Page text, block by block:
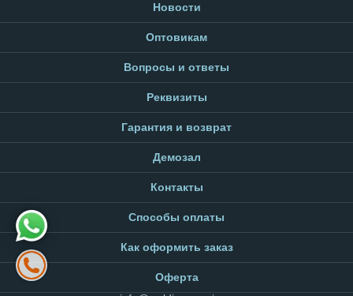
Новости
Оптовикам
Вопросы и ответы
Реквизиты
Гарантия и возврат
Демозал
Контакты
Способы оплаты
Как оформить заказ
Оферта